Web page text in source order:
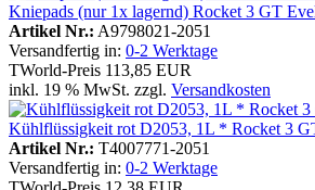
Kniepads (nur 1x lagernd) Rocket 3 GT
Artikel Nr.: A9798021-2051
Versandfertig in: 0-2 Werktage
TWorld-Preis 113,85 EUR
inkl. 19 % MwSt. zzgl. Versandkosten
Kühlflüssigkeit rot D2053, 1L * Rocket 3
Artikel Nr.: T4007771-2051
Versandfertig in: 0-2 Werktage